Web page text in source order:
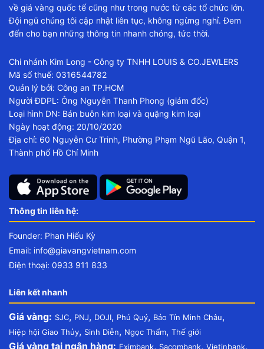
về giá vàng quốc tế cũng như trong nước từ các tổ chức lớn.
Đội ngũ chúng tôi cập nhật liên tục, không ngừng nghỉ. Đem
đến cho bạn những thông tin nhanh chóng, tức thời.
Chi nhánh Kim Long - Công ty TNHH LOUIS & CO.JEWLERS
Mã số thuế: 0316544782
Quản lý bởi: Công an TP.HCM
Người ĐDPL: Ông Nguyễn Thanh Phong (giám đốc)
Loại hình DN: Bán buôn kim loại và quặng kim loại
Ngày hoạt động: 20/10/2020
Địa chỉ: 60 Nguyễn Cư Trinh, Phường Phạm Ngũ Lão, Quận 1,
Thành phố Hồ Chí Minh
Thông tin liên hệ:
Founder: Phan Hiếu Kỳ
Email: info@giavangvietnam.com
Điện thoại: 0933 911 833
Liên kết nhanh
Giá vàng: SJC, PNJ, DOJI, Phú Quý, Bảo Tín Minh Châu,
Hiệp hội Giao Thủy, Sinh Diễn, Ngọc Thẩm, Thế giới
Giá vàng tại ngân hàng: Eximbank, Sacombank, Vietinbank,